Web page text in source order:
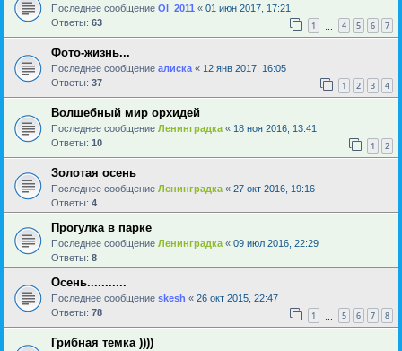
Последнее сообщение Ol_2011 « 01 июн 2017, 17:21
Ответы: 63 1 4 5 6 7
Фото-жизнь...
Последнее сообщение алиска « 12 янв 2017, 16:05
Ответы: 37 1 2 3 4
Волшебный мир орхидей
Последнее сообщение Ленинградка « 18 ноя 2016, 13:41
Ответы: 10 1 2
Золотая осень
Последнее сообщение Ленинградка « 27 окт 2016, 19:16
Ответы: 4
Прогулка в парке
Последнее сообщение Ленинградка « 09 июл 2016, 22:29
Ответы: 8
Осень...........
Последнее сообщение skesh « 26 окт 2015, 22:47
Ответы: 78 1 5 6 7 8
Грибная темка ))))